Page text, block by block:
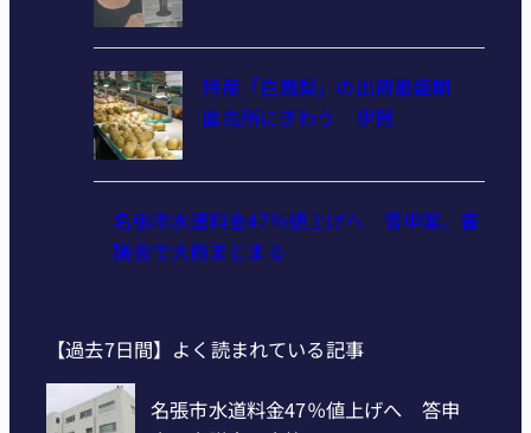
特産「白鳳梨」の出荷最盛期
直売所にぎわう 伊賀
名張市水道料金47％値上げへ 答申案、審
議会で大筋まとまる
【過去7日間】よく読まれている記事